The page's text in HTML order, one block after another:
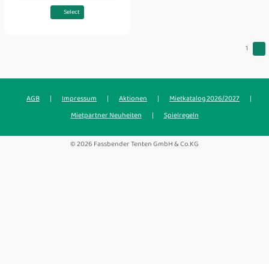
Select
1
AGB | Impressum | Aktionen | Mietkatalog 2026/2027
|
Mietpartner Neuheiten
| Spielregeln
© 2026 Fassbender Tenten GmbH & Co.KG